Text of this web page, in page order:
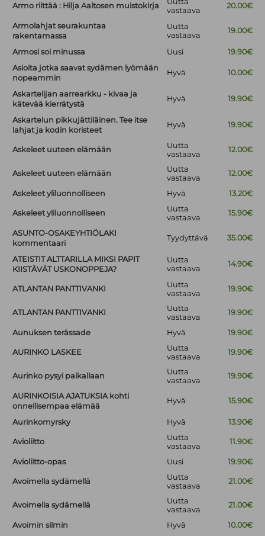
Armo riittää : Hilja Aaltosen muistokirja
vastaava
20.00€
Armolahjat seurakuntaa
rakentamassa
Uutta
vastaava
19.00€
Armosi soi minussa Uusi
19.90€
Asioita jotka saavat sydämen lyömään
nopeammin
Hyvä 10.00€
Askartelijan aarrearkku - kivaa ja
kätevää kierrätystä
Hyvä 19.90€
Askartelun pikkujättiläinen. Tee itse
lahjat ja kodin koristeet
Hyvä 19.90€
Askeleet uuteen elämään
Uutta
vastaava
12.00€
Askeleet uuteen elämään
Uutta
vastaava
12.00€
Askeleet yliluonnolliseen Hyvä 13.20€
Askeleet yliluonnolliseen
Uutta
vastaava
15.90€
ASUNTO-OSAKEYHTIÖLAKI
kommentaari
Tyydyttävä 35.00€
ATEISTIT ALTTARILLA MIKSI PAPIT
KIISTÄVÄT USKONOPPEJA?
Uutta
vastaava
14.90€
ATLANTAN PANTTIVANKI
Uutta
vastaava
19.90€
ATLANTAN PANTTIVANKI
Uutta
vastaava
19.90€
Aunuksen terässade Hyvä 19.90€
AURINKO LASKEE
Uutta
vastaava
19.90€
Aurinko pysyi paikallaan
Uutta
vastaava
19.90€
AURINKOISIA AJATUKSIA kohti
onnellisempaa elämää
Hyvä 15.90€
Aurinkomyrsky Hyvä 13.90€
Avioliitto
Uutta
vastaava
11.90€
Avioliitto-opas Uusi 19.90€
Avoimella sydämellä
Uutta
vastaava
21.00€
Avoimella sydämellä
Uutta
vastaava
21.00€
Avoimin silmin Hyvä
10.00€